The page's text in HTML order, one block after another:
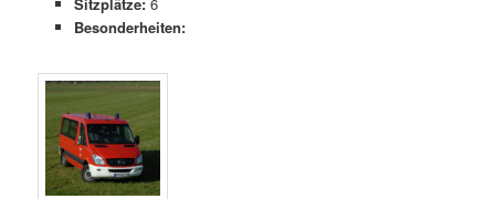
Besonderheiten: